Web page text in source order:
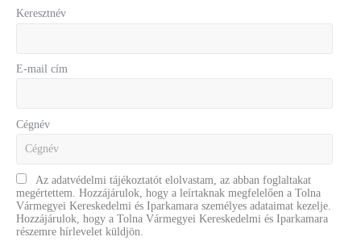
Keresztnév
E-mail cím
Cégnév
Az adatvédelmi tájékoztatót elolvastam, az abban foglaltakat
megértettem. Hozzájárulok, hogy a leírtaknak megfelelően a Tolna
Vármegyei Kereskedelmi és Iparkamara személyes adataimat kezelje.
Hozzájárulok, hogy a Tolna Vármegyei Kereskedelmi és Iparkamara
részemre hírlevelet küldjön.